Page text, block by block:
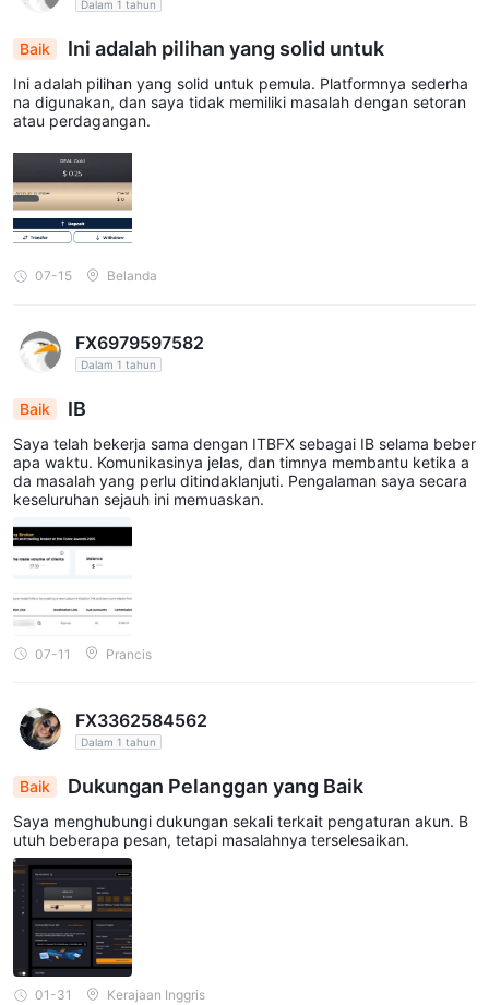
Dalam 1 tahun
Baik Ini adalah pilihan yang solid untuk
Ini adalah pilihan yang solid untuk pemula. Platformnya sederha
na digunakan, dan saya tidak memiliki masalah dengan setoran
atau perdagangan.
07-15 Belanda
FX6979597582
Dalam 1 tahun
Baik IB
Saya telah bekerja sama dengan ITBFX sebagai IB selama beber
apa waktu. Komunikasinya jelas, dan timnya membantu ketika a
da masalah yang perlu ditindaklanjuti. Pengalaman saya secara
keseluruhan sejauh ini memuaskan.
07-11 Prancis
FX3362584562
Dalam 1 tahun
Baik Dukungan Pelanggan yang Baik
Saya menghubungi dukungan sekali terkait pengaturan akun. B
utuh beberapa pesan, tetapi masalahnya terselesaikan.
01-31 Kerajaan Inggris